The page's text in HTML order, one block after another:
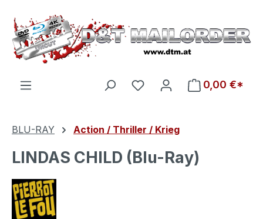
Zum Hauptinhalt springen
Du hast 0 Produkte auf
0,00 €*
BLU-RAY Action / Thriller / Krieg
LINDAS CHILD (Blu-Ray)